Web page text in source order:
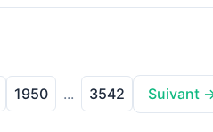
1950 ... 3542 Suivant